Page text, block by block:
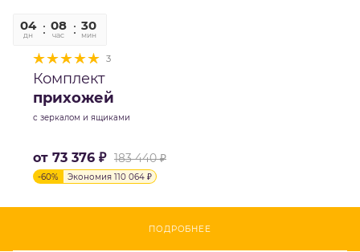
04
дн
08
час
30
мин
3
Комплект
прихожей
с зеркалом и ящиками
от 73 376 ₽ 183 440 ₽
-60% Экономия 110 064 ₽
ПОДРОБНЕЕ